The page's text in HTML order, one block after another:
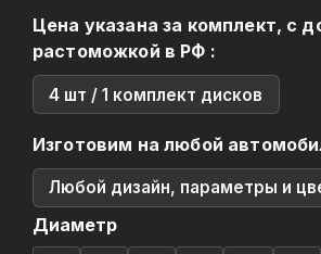
Цена указана за комплект, с
растоможкой в РФ :
4 шт / 1 комплект дисков
Изготовим на любой
Любой дизайн, параметры и
Диаметр